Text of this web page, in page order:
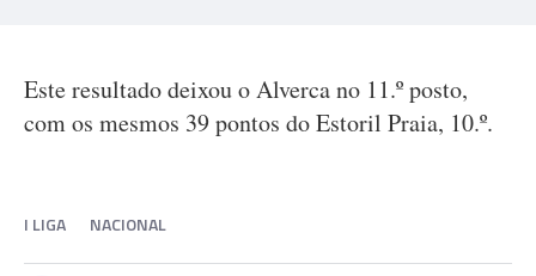
Este resultado deixou o Alverca no 11.º posto,
com os mesmos 39 pontos do Estoril Praia, 10.º.
I LIGA NACIONAL